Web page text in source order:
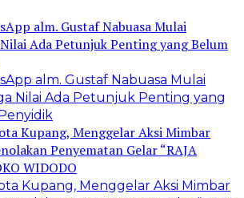
alm. Gustaf Nabuasa Mulai
Nilai Ada Petunjuk Penting yang
Kupang, Menggelar Aksi Mimbar